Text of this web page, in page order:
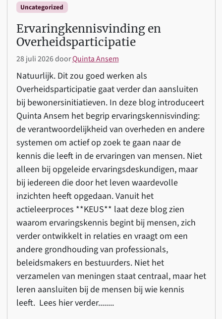
Uncategorized
Ervaringkennisvinding en
Overheidsparticipatie
28 juli 2026doorQuinta Ansem
Natuurlijk. Dit zou goed werken als
Overheidsparticipatie gaat verder dan aansluiten
bij bewonersinitiatieven. In deze blog introduceert
Quinta Ansem het begrip ervaringskennisvinding:
de verantwoordelijkheid van overheden en andere
systemen om actief op zoek te gaan naar de
kennis die leeft in de ervaringen van mensen. Niet
alleen bij opgeleide ervaringsdeskundigen, maar
bij iedereen die door het leven waardevolle
inzichten heeft opgedaan. Vanuit het
actieleerproces **KEUS** laat deze blog zien
waarom ervaringskennis begint bij mensen, zich
verder ontwikkelt in relaties en vraagt om een
andere grondhouding van professionals,
beleidsmakers en bestuurders. Niet het
verzamelen van meningen staat centraal, maar het
leren aansluiten bij de mensen bij wie kennis
leeft. Lees hier verder........